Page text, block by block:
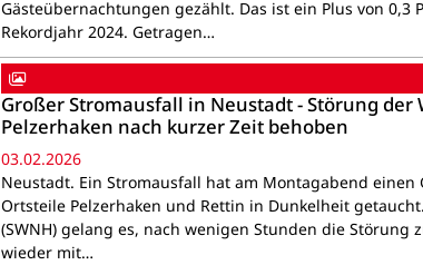
Gästeübernachtungen gezählt. Das ist ein Plus von
Rekordjahr 2024. Getragen…
Großer Stromausfall in Neustadt - Störung
Pelzerhaken nach kurzer Zeit behoben
03.02.2026
Neustadt. Ein Stromausfall hat am Montagabend
Ortsteile Pelzerhaken und Rettin in Dunkelheit
(SWNH) gelang es, nach wenigen Stunden die Störung
wieder mit…